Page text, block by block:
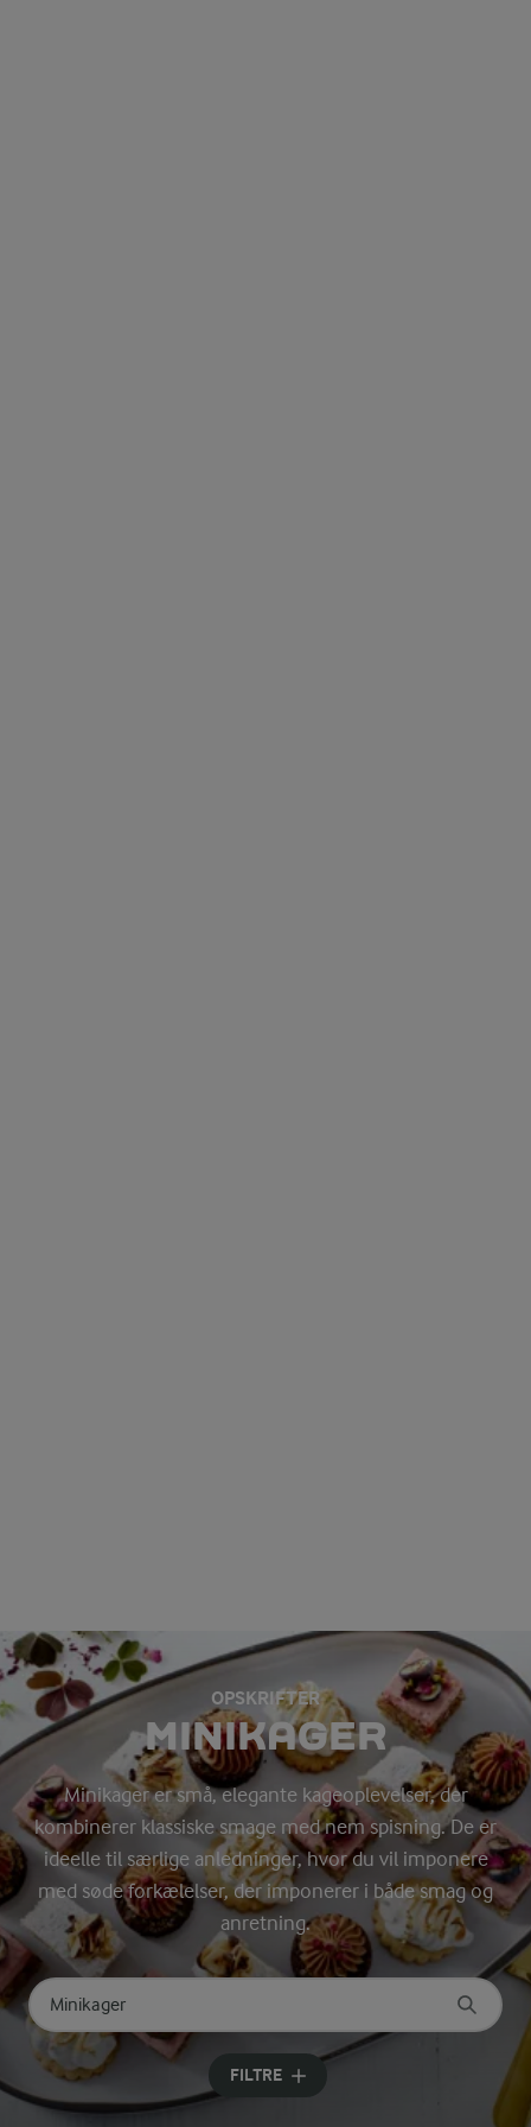
OPSKRIFTER
MINIKAGER
Minikager er små, elegante kageoplevelser, der
kombinerer klassiske smage med nem spisning. De er
ideelle til særlige anledninger, hvor du vil imponere
med søde forkælelser, der imponerer i både smag og
anretning.
Søg på kategori
Indtast søgeord for at søge
FILTRE